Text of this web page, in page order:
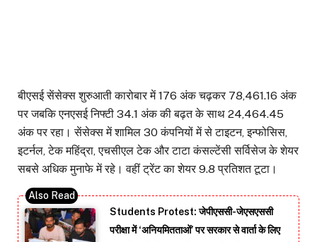
बीएसई सेंसेक्स शुरुआती कारोबार में 176 अंक चढ़कर 78,461.16 अंक
पर जबकि एनएसई निफ्टी 34.1 अंक की बढ़त के साथ 24,464.45
अंक पर रहा। सेंसेक्स में शामिल 30 कंपनियों में से टाइटन, इन्फोसिस,
इटर्नल, टेक महिंद्रा, एचसीएल टेक और टाटा कंसल्टेंसी सर्विसेज के शेयर
सबसे अधिक मुनाफे में रहे। वहीं ट्रेंट का शेयर 9.8 प्रतिशत टूटा।
Students Protest: जेपीएससी-जेएसएससी
परीक्षा में ‘अनियमितताओं’ पर सरकार से वार्ता के लिए